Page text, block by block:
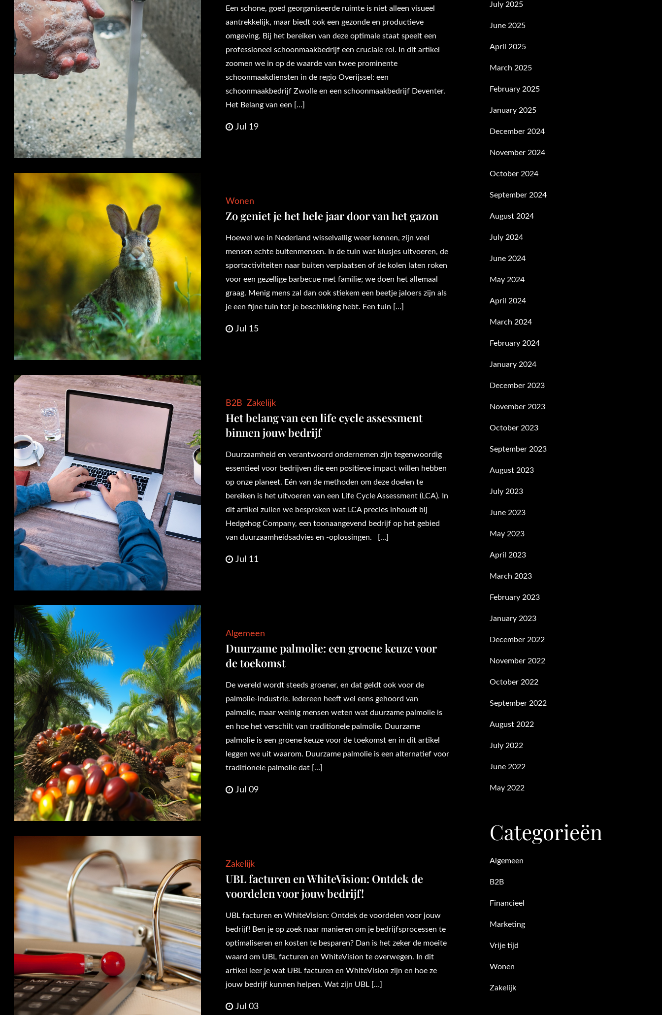
Een schone, goed georganiseerde ruimte is niet alleen visueel
aantrekkelijk, maar biedt ook een gezonde en productieve
omgeving. Bij het bereiken van deze optimale staat speelt een
professioneel schoonmaakbedrijf een cruciale rol. In dit artikel
zoomen we in op de waarde van twee prominente
schoonmaakdiensten in de regio Overijssel: een
schoonmaakbedrijf Zwolle en een schoonmaakbedrijf Deventer.
Het Belang van een […]
Jul 19
Wonen
Zo geniet je het hele jaar door van het gazon
Hoewel we in Nederland wisselvallig weer kennen, zijn veel
mensen echte buitenmensen. In de tuin wat klusjes uitvoeren, de
sportactiviteiten naar buiten verplaatsen of de kolen laten roken
voor een gezellige barbecue met familie; we doen het allemaal
graag. Menig mens zal dan ook stiekem een beetje jaloers zijn als
je een fijne tuin tot je beschikking hebt. Een tuin […]
Jul 15
B2B Zakelijk
Het belang van een life cycle assessment
binnen jouw bedrijf
Duurzaamheid en verantwoord ondernemen zijn tegenwoordig
essentieel voor bedrijven die een positieve impact willen hebben
op onze planeet. Eén van de methoden om deze doelen te
bereiken is het uitvoeren van een Life Cycle Assessment (LCA). In
dit artikel zullen we bespreken wat LCA precies inhoudt bij
Hedgehog Company, een toonaangevend bedrijf op het gebied
van duurzaamheidsadvies en -oplossingen. […]
Jul 11
Algemeen
Duurzame palmolie: een groene keuze voor
de toekomst
De wereld wordt steeds groener, en dat geldt ook voor de
palmolie-industrie. Iedereen heeft wel eens gehoord van
palmolie, maar weinig mensen weten wat duurzame palmolie is
en hoe het verschilt van traditionele palmolie. Duurzame
palmolie is een groene keuze voor de toekomst en in dit artikel
leggen we uit waarom. Duurzame palmolie is een alternatief voor
traditionele palmolie dat […]
Jul 09
Zakelijk
UBL facturen en WhiteVision: Ontdek de
voordelen voor jouw bedrijf!
UBL facturen en WhiteVision: Ontdek de voordelen voor jouw
bedrijf! Ben je op zoek naar manieren om je bedrijfsprocessen te
optimaliseren en kosten te besparen? Dan is het zeker de moeite
waard om UBL facturen en WhiteVision te overwegen. In dit
artikel leer je wat UBL facturen en WhiteVision zijn en hoe ze
jouw bedrijf kunnen helpen. Wat zijn UBL […]
Jul 03
July 2025
June 2025
April 2025
March 2025
February 2025
January 2025
December 2024
November 2024
October 2024
September 2024
August 2024
July 2024
June 2024
May 2024
April 2024
March 2024
February 2024
January 2024
December 2023
November 2023
October 2023
September 2023
August 2023
July 2023
June 2023
May 2023
April 2023
March 2023
February 2023
January 2023
December 2022
November 2022
October 2022
September 2022
August 2022
July 2022
June 2022
May 2022
Categorieën
Algemeen
B2B
Financieel
Marketing
Vrije tijd
Wonen
Zakelijk